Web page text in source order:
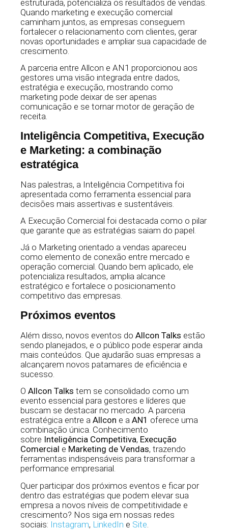
estruturada, potencializa os resultados de vendas.
Quando marketing e execução comercial
caminham juntos, as empresas conseguem
fortalecer o relacionamento com clientes, gerar
novas oportunidades e ampliar sua capacidade de
crescimento.
A parceria entre Allcon e AN1 proporcionou aos
gestores uma visão integrada entre dados,
estratégia e execução, mostrando como
marketing pode deixar de ser apenas
comunicação e se tornar motor de geração de
receita.
Inteligência Competitiva, Execução
e Marketing: a combinação
estratégica
Nas palestras, a Inteligência Competitiva foi
apresentada como ferramenta essencial para
decisões mais assertivas e sustentáveis.
A Execução Comercial foi destacada como o pilar
que garante que as estratégias saiam do papel.
Já o Marketing orientado a vendas apareceu
como elemento de conexão entre mercado e
operação comercial. Quando bem aplicado, ele
potencializa resultados, amplia alcance
estratégico e fortalece o posicionamento
competitivo das empresas.
Próximos eventos
Além disso, novos eventos do Allcon Talks estão
sendo planejados, e o público pode esperar ainda
mais conteúdos. Que ajudarão suas empresas a
alcançarem novos patamares de eficiência e
sucesso.
O Allcon Talks tem se consolidado como um
evento essencial para gestores e líderes que
buscam se destacar no mercado. A parceria
estratégica entre a Allcon e a AN1 oferece uma
combinação única. Conhecimento
sobre Inteligência Competitiva, Execução
Comercial e Marketing de Vendas, trazendo
ferramentas indispensáveis para transformar a
performance empresarial.
Quer participar dos próximos eventos e ficar por
dentro das estratégias que podem elevar sua
empresa a novos níveis de competitividade e
crescimento? Nos siga em nossas redes
sociais: Instagram, LinkedIn e Site